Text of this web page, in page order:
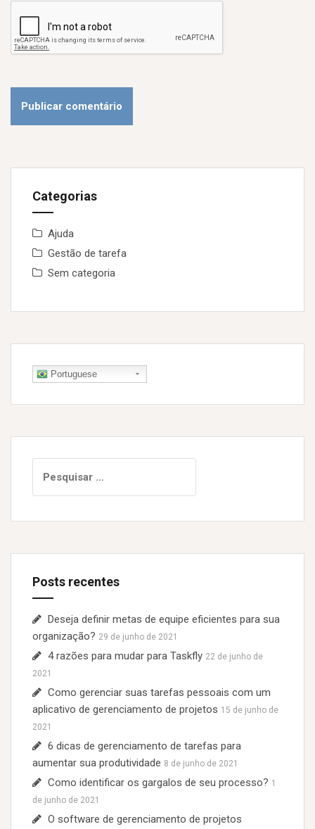
Categorias
Ajuda
Gestão de tarefa
Sem categoria
Portuguese
s
i
a
r
p
o
r
:
Posts recentes
Deseja definir metas de equipe eficientes para sua
organização? 29 de junho de 2021
4 razões para mudar para Taskfly 22 de junho de
2021
Como gerenciar suas tarefas pessoais com um
aplicativo de gerenciamento de projetos 15 de junho de
2021
6 dicas de gerenciamento de tarefas para
aumentar sua produtividade 8 de junho de 2021
Como identificar os gargalos de seu processo? 1
de junho de 2021
O software de gerenciamento de projetos